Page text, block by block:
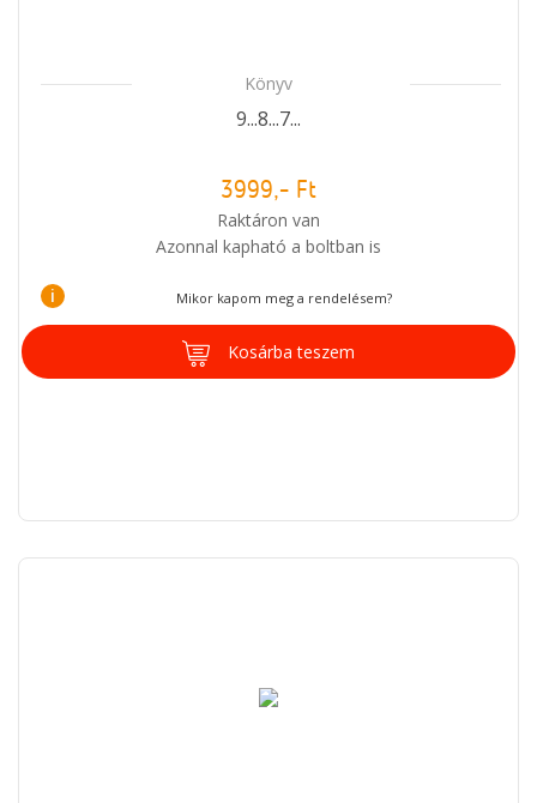
Könyv
9...8...7...
3999,- Ft
Raktáron van
Azonnal kapható a boltban is
i Mikor kapom meg a rendelésem?
Kosárba teszem